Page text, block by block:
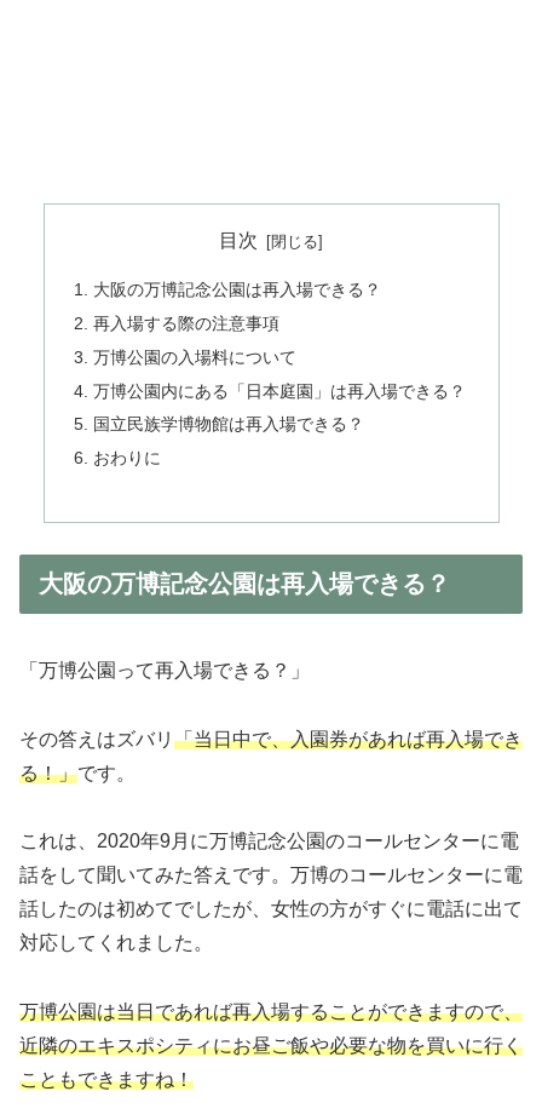
目次
大阪の万博記念公園は再入場できる？
再入場する際の注意事項
万博公園の入場料について
万博公園内にある「日本庭園」は再入場できる？
国立民族学博物館は再入場できる？
おわりに
大阪の万博記念公園は再入場できる？
「万博公園って再入場できる？」
その答えはズバリ 「当日中で、入園券があれば再入場でき
る！」です。
これは、2020年9月に万博記念公園のコールセンターに電
話をして聞いてみた答えです。万博のコールセンターに電
話したのは初めてでしたが、女性の方がすぐに電話に出て
対応してくれました。
万博公園は当日であれば再入場することができますので、
近隣のエキスポシティにお昼ご飯や必要な物を買いに行く
こともできますね！